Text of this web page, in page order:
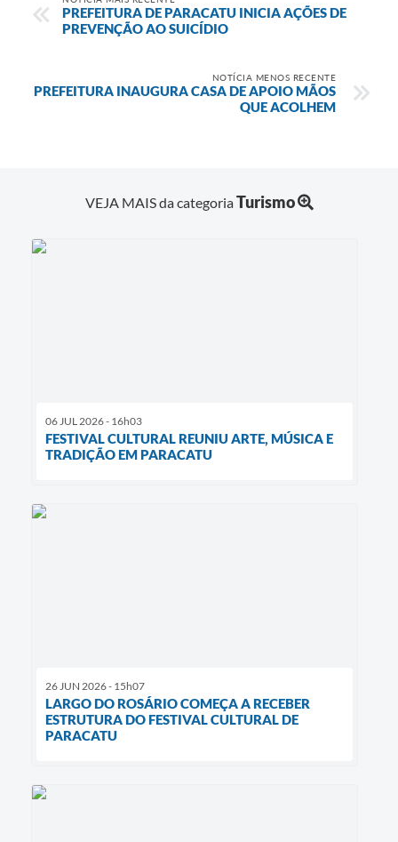
PREFEITURA DE PARACATU INICIA AÇÕES DE
PREVENÇÃO AO SUICÍDIO
NOTÍCIA MENOS RECENTE
PREFEITURA INAUGURA CASA DE APOIO MÃOS
QUE ACOLHEM
VEJA MAIS da categoriaTurismo
06 JUL 2026 - 16h03
FESTIVAL CULTURAL REUNIU ARTE, MÚSICA E
TRADIÇÃO EM PARACATU
26 JUN 2026 - 15h07
LARGO DO ROSÁRIO COMEÇA A RECEBER
ESTRUTURA DO FESTIVAL CULTURAL DE
PARACATU